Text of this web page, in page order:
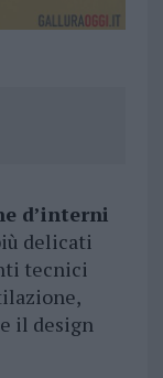
d’interni
delicati
tecnici
il design